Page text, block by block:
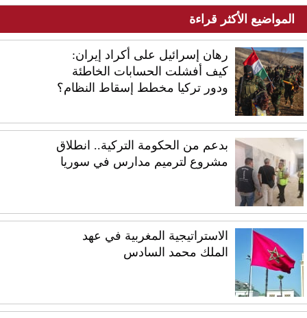
المواضيع الأكثر قراءة
رهان إسرائيل على أكراد إيران:
كيف أفشلت الحسابات الخاطئة
ودور تركيا مخطط إسقاط النظام؟
بدعم من الحكومة التركية.. انطلاق
مشروع لترميم مدارس في سوريا
الاستراتيجية المغربية في عهد
الملك محمد السادس